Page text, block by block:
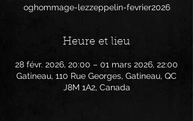
oghommage-lezzeppelin-fevrier2026
Heure et lieu
28 févr. 2026, 20:00 – 01 mars 2026, 22:00
Gatineau, 110 Rue Georges, Gatineau, QC
J8M 1A2, Canada